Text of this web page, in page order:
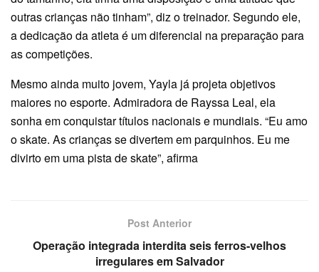
outras crianças não tinham”, diz o treinador. Segundo ele,
a dedicação da atleta é um diferencial na preparação para
as competições.
Mesmo ainda muito jovem, Yayla já projeta objetivos
maiores no esporte. Admiradora de Rayssa Leal, ela
sonha em conquistar títulos nacionais e mundiais. “Eu amo
o skate. As crianças se divertem em parquinhos. Eu me
divirto em uma pista de skate”, afirma
Post Anterior
Operação integrada interdita seis ferros-velhos
irregulares em Salvador